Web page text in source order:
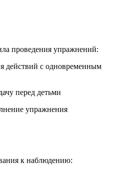
проведения упражнений:
действий с одновременным
перед детьми
упражнения
к наблюдению: